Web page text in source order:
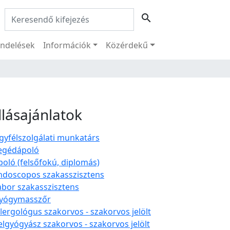
Keresés: search
Információk Közérdekű
munkatárs
(felsőfokú, diplomás)
szakasszisztens
szakasszisztens
szakorvos - szakorvos jelölt
szakorvos - szakorvos jelölt